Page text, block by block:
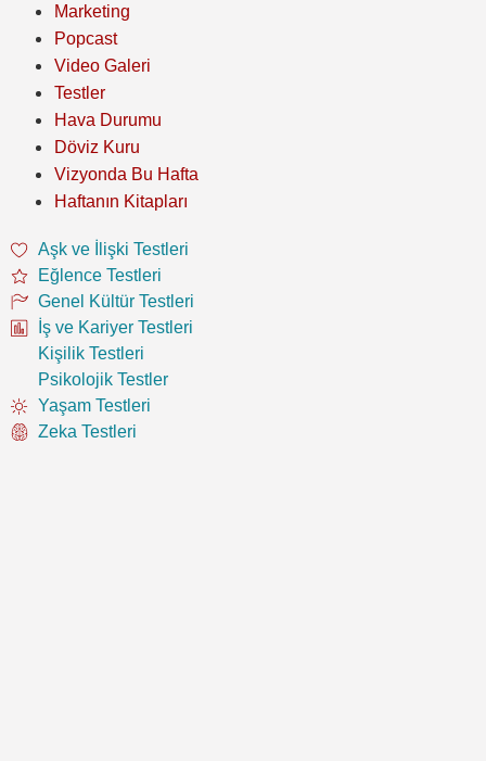
Marketing
Popcast
Video Galeri
Testler
Hava Durumu
Döviz Kuru
Vizyonda Bu Hafta
Haftanın Kitapları
Aşk ve İlişki Testleri
Eğlence Testleri
Genel Kültür Testleri
İş ve Kariyer Testleri
Kişilik Testleri
Psikolojik Testler
Yaşam Testleri
Zeka Testleri